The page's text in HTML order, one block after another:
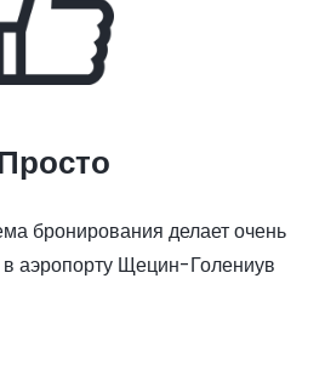
бронирования делает очень
в аэропорту Щецин-Голениув